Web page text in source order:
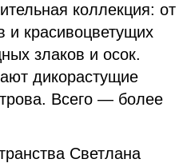
коллекция: от
и красивоцветущих
злаков и осок.
дикорастущие
Всего — более
Светлана